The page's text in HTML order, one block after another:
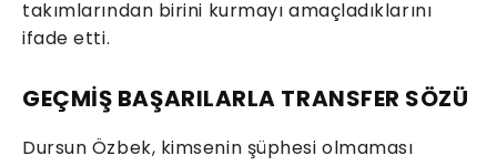
takımlarından birini kurmayı amaçladıklarını
ifade etti.
GEÇMİŞ BAŞARILARLA TRANSFER SÖZÜ
Dursun Özbek, kimsenin şüphesi olmaması